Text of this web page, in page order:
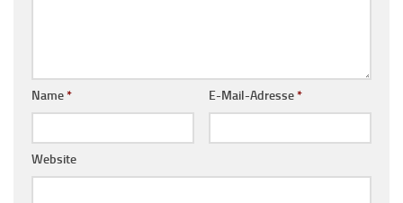
Name* E-Mail-Adresse*
Website